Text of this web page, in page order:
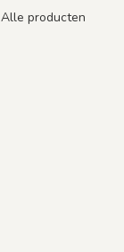
Alle producten